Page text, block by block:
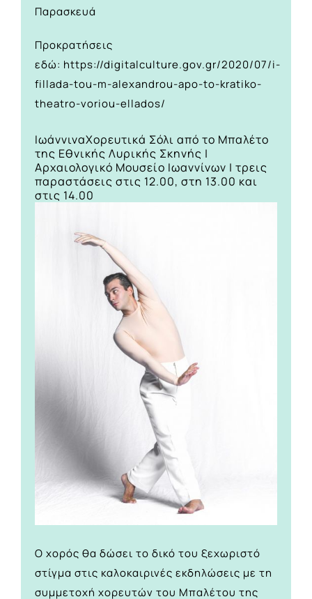
Παρασκευά
Προκρατήσεις
εδώ: https://digitalculture.gov.gr/2020/07/i-
fillada-tou-m-alexandrou-apo-to-kratiko-
theatro-voriou-ellados/
ΙωάννιναΧορευτικά Σόλι από το Μπαλέτο
της Εθνικής Λυρικής Σκηνής |
Αρχαιολογικό Μουσείο Ιωαννίνων | τρεις
παραστάσεις στις 12.00, στη 13.00 και
στις 14.00
Ο χορός θα δώσει το δικό του ξεχωριστό
στίγμα στις καλοκαιρινές εκδηλώσεις με τη
συμμετοχή χορευτών του Μπαλέτου της